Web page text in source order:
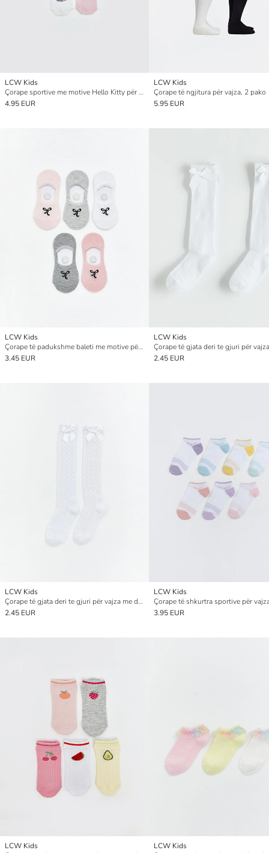
LCW Kids
Çorape sportive me motive Hello Kitty për vajza, pesë-pako
4.95 EUR
LCW Kids
Çorape të ngjitura për vajza, 2 pako
5.95 EUR
LCW Kids
Çorape të padukshme baleti me motive për vajza, pesë-pako
3.45 EUR
LCW Kids
2.45 EUR
LCW Kids
Çorape të gjata deri te gjuri për vajza me detaj fjongoje, set prej 2 copësh
2.45 EUR
LCW Kids
3.95 EUR
LCW Kids
LCW Kids